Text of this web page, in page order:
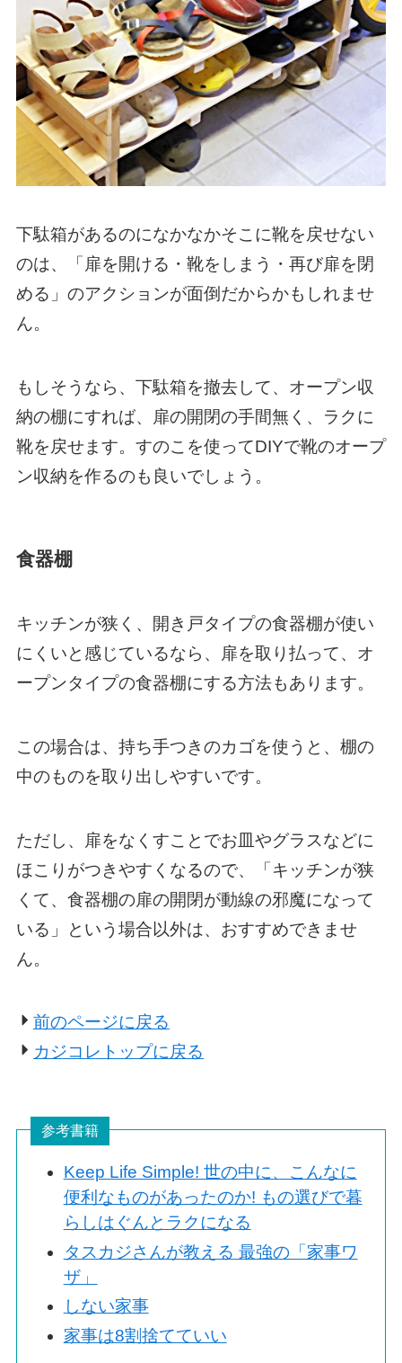
下駄箱があるのになかなかそこに靴を戻せない
のは、「扉を開ける・靴をしまう・再び扉を閉
める」のアクションが面倒だからかもしれませ
ん。
もしそうなら、下駄箱を撤去して、オープン収
納の棚にすれば、扉の開閉の手間無く、ラクに
靴を戻せます。すのこを使ってDIYで靴のオープ
ン収納を作るのも良いでしょう。
食器棚
キッチンが狭く、開き戸タイプの食器棚が使い
にくいと感じているなら、扉を取り払って、オ
ープンタイプの食器棚にする方法もあります。
この場合は、持ち手つきのカゴを使うと、棚の
中のものを取り出しやすいです。
ただし、扉をなくすことでお皿やグラスなどに
ほこりがつきやすくなるので、「キッチンが狭
くて、食器棚の扉の開閉が動線の邪魔になって
いる」という場合以外は、おすすめできませ
ん。
前のページに戻る
カジコレトップに戻る
参考書籍
Keep Life Simple! 世の中に、こんなに
便利なものがあったのか! もの選びで暮
らしはぐんとラクになる
タスカジさんが教える 最強の「家事ワ
ザ」
しない家事
家事は8割捨てていい